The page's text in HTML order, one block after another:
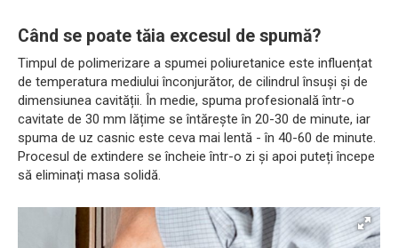
Când se poate tăia excesul de spumă?
Timpul de polimerizare a spumei poliuretanice este influențat
de temperatura mediului înconjurător, de cilindrul însuși și de
dimensiunea cavității. În medie, spuma profesională într-o
cavitate de 30 mm lățime se întărește în 20-30 de minute, iar
spuma de uz casnic este ceva mai lentă - în 40-60 de minute.
Procesul de extindere se încheie într-o zi și apoi puteți începe
să eliminați masa solidă.